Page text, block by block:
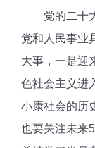
党的二十
党和人民事业
大事，一是迎
色社会主义进
小康社会的历
也要关注未来